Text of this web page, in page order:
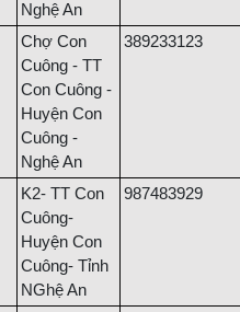
Nghệ An
Chợ Con
Cuông - TT
Con Cuông -
Huyện Con
Cuông -
Nghệ An
389233123
K2- TT Con
Cuông-
Huyện Con
Cuông- Tỉnh
NGhệ An
987483929